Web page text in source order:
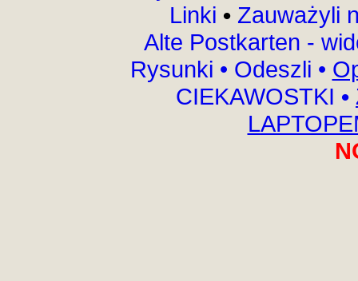
Linki • Zauważyli
Alte Postkarten -
Rysunki • Odeszli •
CIEKAWOSTKI •